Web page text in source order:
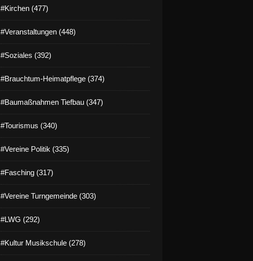
#Kirchen (477)
#Veranstaltungen (448)
#Soziales (392)
#Brauchtum-Heimatpflege (374)
#Baumaßnahmen Tiefbau (347)
#Tourismus (340)
#Vereine Politik (335)
#Fasching (317)
#Vereine Turngemeinde (303)
#LWG (292)
#Kultur Musikschule (278)